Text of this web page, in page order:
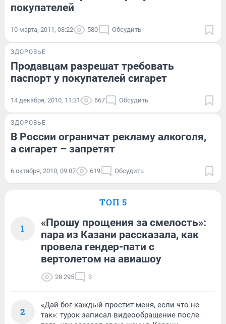
покупателей
10 марта, 2011, 08:22 580 Обсудить
ЗДОРОВЬЕ
Продавцам разрешат требовать
паспорт у покупателей сигарет
14 декабря, 2010, 11:31 667 Обсудить
ЗДОРОВЬЕ
В России ограничат рекламу алкоголя,
а сигарет – запретят
6 октября, 2010, 09:07 619 Обсудить
ТОП 5
1
«Прошу прощения за смелость»:
пара из Казани рассказала, как
провела гендер-пати с
вертолетом на авиашоу
28 295 3
2
«Дай бог каждый простит меня, если что не
так»: турок записал видеообращение после